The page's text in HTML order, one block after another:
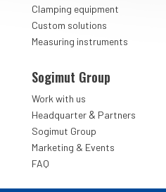
Clamping equipment
Custom solutions
Measuring instruments
Sogimut Group
Work with us
Headquarter& Partners
Sogimut Group
Marketing & Events
FAQ